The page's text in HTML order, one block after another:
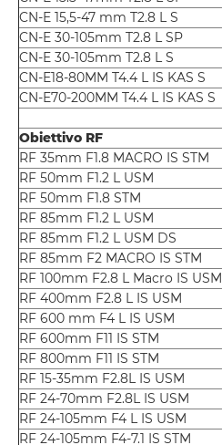
CN-E 15,5-47 mm T2.8 L S
CN-E 30-105mm T2.8 L SP
CN-E 30-105mm T2.8 L S
CN-E18-80MM T4.4 L IS KAS S
CN-E70-200MM T4.4 L IS KAS S
Obiettivo RF
RF 35mm F1.8 MACRO IS STM
RF 50mm F1.2 L USM
RF 50mm F1.8 STM
RF 85mm F1.2 L USM
RF 85mm F1.2 L USM DS
RF 85mm F2 MACRO IS STM
RF 100mm F2.8 L Macro IS USM
RF 400mm F2.8 L IS USM
RF 600 mm F4 L IS USM
RF 600mm F11 IS STM
RF 800mm F11 IS STM
RF 15-35mm F2.8L IS USM
RF 24-70mm F2.8L IS USM
RF 24-105mm F4 L IS USM
RF 24-105mm F4-7.1 IS STM